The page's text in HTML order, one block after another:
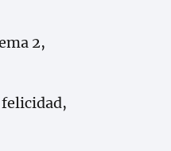
2,
felicidad,